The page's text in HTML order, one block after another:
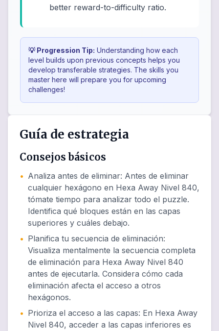
better reward-to-difficulty ratio.
💡 Progression Tip: Understanding how each
level builds upon previous concepts helps you
develop transferable strategies. The skills you
master here will prepare you for upcoming
challenges!
Guía de estrategia
Consejos básicos
• Analiza antes de eliminar: Antes de eliminar
cualquier hexágono en Hexa Away Nivel 840,
tómate tiempo para analizar todo el puzzle.
Identifica qué bloques están en las capas
superiores y cuáles debajo.
• Planifica tu secuencia de eliminación:
Visualiza mentalmente la secuencia completa
de eliminación para Hexa Away Nivel 840
antes de ejecutarla. Considera cómo cada
eliminación afecta el acceso a otros
hexágonos.
• Prioriza el acceso a las capas: En Hexa Away
Nivel 840, acceder a las capas inferiores es